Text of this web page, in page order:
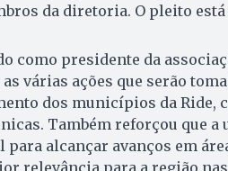
da diretoria. O pleito
como presidente da
as várias ações que serão
dos municípios da Ride,
Também reforçou que a
alcançar avanços em